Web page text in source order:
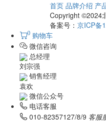
首页 品牌介绍 产
Copyright ©2024
备案号： 京ICP备
0 购物车
微信咨询
总经理
刘宗强
销售经理
袁欢
微信公众号
电话客服
010-82357127/8/9 客服